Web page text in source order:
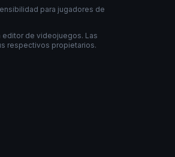
para jugadores de
editor de videojuegos. Las
respectivos propietarios.